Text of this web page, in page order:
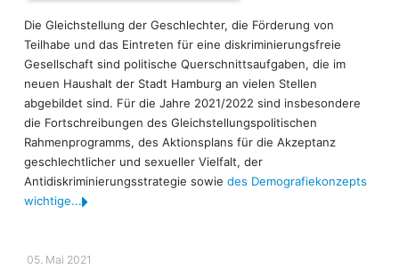
Die Gleichstellung der Geschlechter, die Förderung von
Teilhabe und das Eintreten für eine diskriminierungsfreie
Gesellschaft sind politische Querschnittsaufgaben, die im
neuen Haushalt der Stadt Hamburg an vielen Stellen
abgebildet sind. Für die Jahre 2021/2022 sind insbesondere
die Fortschreibungen des Gleichstellungspolitischen
Rahmenprogramms, des Aktionsplans für die Akzeptanz
geschlechtlicher und sexueller Vielfalt, der
Antidiskriminierungsstrategie sowiedes Demografiekonzepts
wichtige...
05. Mai 2021